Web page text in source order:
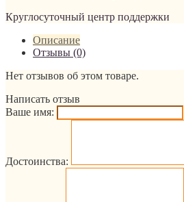
Круглосуточный центр поддержки
Описание
Отзывы (0)
Нет отзывов об этом товаре.
Написать отзыв
Ваше имя:
Достоинства: